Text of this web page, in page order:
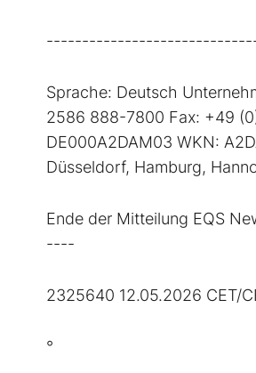
Sprache: Deutsch
2586 888-7800 Fax: +49
DE000A2DAM03 WKN:
Düsseldorf, Hamburg,
Ende der Mitteilung
----
2325640 12.05.2026 CET/
°